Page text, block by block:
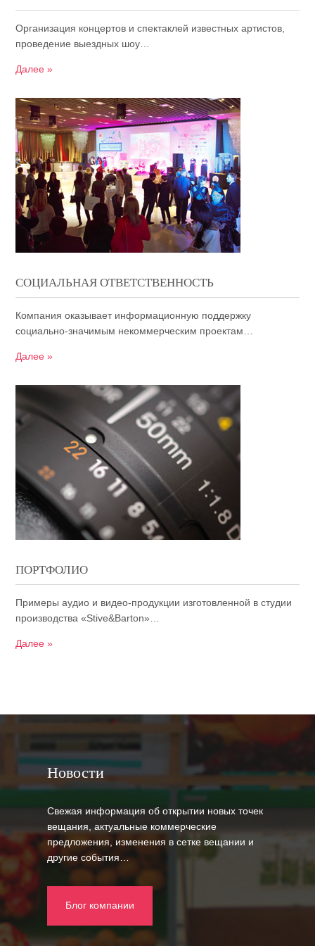
Организация концертов и спектаклей известных артистов,
проведение выездных шоу…
Далее »
СОЦИАЛЬНАЯ ОТВЕТСТВЕННОСТЬ
Компания оказывает информационную поддержку
социально-значимым некоммерческим проектам…
Далее »
ПОРТФОЛИО
Примеры аудио и видео-продукции изготовленной в студии
производства «Stive&Barton»…
Далее »
Новости
Свежая информация об открытии новых точек
вещания, актуальные коммерческие
предложения, изменения в сетке вещании и
другие события…
Блог компании